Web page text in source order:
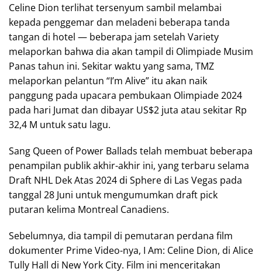
Celine Dion terlihat tersenyum sambil melambai
kepada penggemar dan meladeni beberapa tanda
tangan di hotel — beberapa jam setelah Variety
melaporkan bahwa dia akan tampil di Olimpiade Musim
Panas tahun ini. Sekitar waktu yang sama, TMZ
melaporkan pelantun “I’m Alive” itu akan naik
panggung pada upacara pembukaan Olimpiade 2024
pada hari Jumat dan dibayar US$2 juta atau sekitar Rp
32,4 M untuk satu lagu.
Sang Queen of Power Ballads telah membuat beberapa
penampilan publik akhir-akhir ini, yang terbaru selama
Draft NHL Dek Atas 2024 di Sphere di Las Vegas pada
tanggal 28 Juni untuk mengumumkan draft pick
putaran kelima Montreal Canadiens.
Sebelumnya, dia tampil di pemutaran perdana film
dokumenter Prime Video-nya, I Am: Celine Dion, di Alice
Tully Hall di New York City. Film ini menceritakan